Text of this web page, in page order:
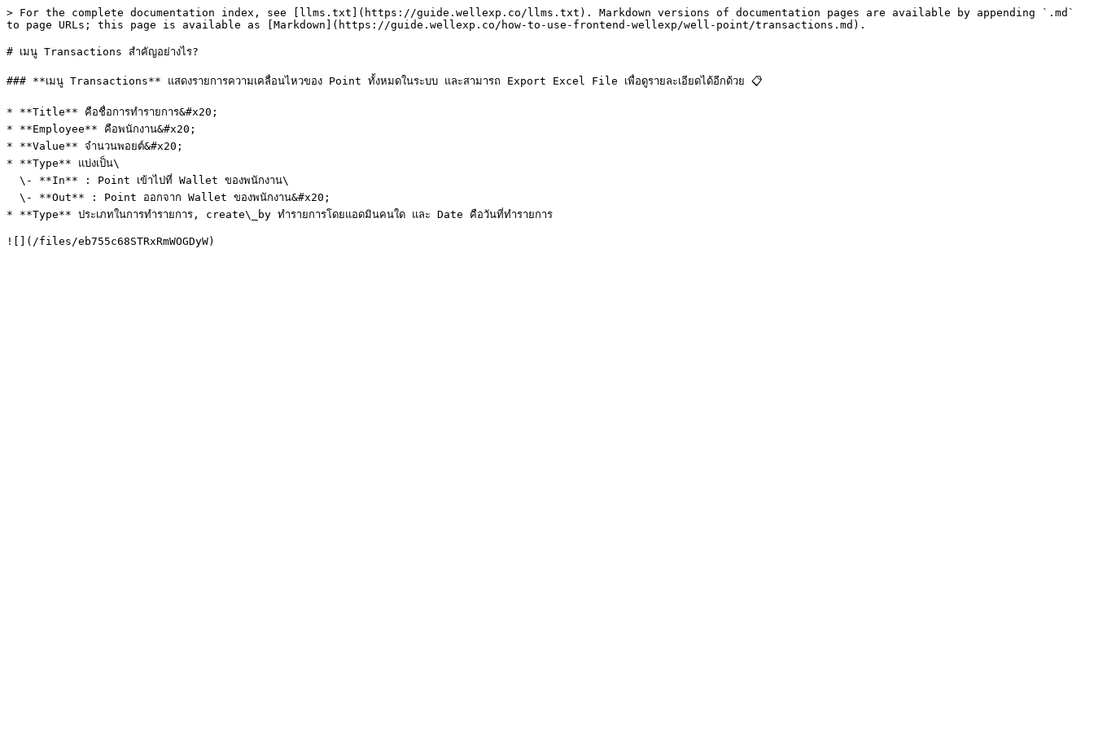
> For the complete documentation index, see [llms.txt](https://guide.wellexp.co/llms.txt). Markdown versions of documentation pages are available by appending `.md`
to page URLs; this page is available as [Markdown](https://guide.wellexp.co/how-to-use-frontend-wellexp/well-point/transactions.md).
# เมนู Transactions สำคัญอย่างไร?
### **เมนู Transactions** แสดงรายการความเคลื่อนไหวของ Point ทั้งหมดในระบบ และสามารถ Export Excel File เพื่อดูรายละเอียดได้อีกด้วย 📋
* **Title** คือชื่อการทำรายการ&#x20;
* **Employee** คือพนักงาน&#x20;
* **Value** จำนวนพอยต์&#x20;
* **Type** แบ่งเป็น\
* **Type** ประเภทในการทำรายการ, create\_by ทำรายการโดยแอดมินคนใด และ Date คือวันที่ทำรายการ